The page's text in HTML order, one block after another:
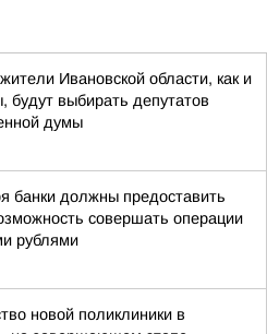
Ивановской области, как и
будут выбирать депутатов
думы
банки должны предоставить
совершать операции
рублями
новой поликлиники в